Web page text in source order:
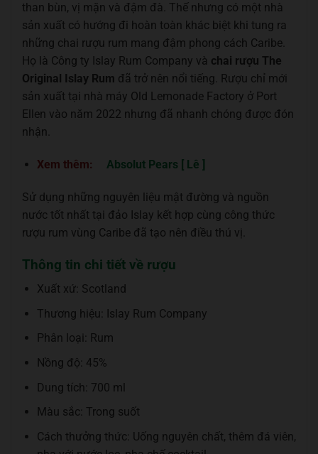
than bùn, vị mặn và đậm đà. Thế nhưng có một nhà
sản xuất có hướng đi hoàn toàn khác biệt khi tung ra
những chai rượu rum mang đậm phong cách Caribe.
Họ là Công ty Islay Rum Company và chai rượu The
Original Islay Rum đã trở nên nổi tiếng. Rượu chỉ mới
sản xuất tại nhà máy Old Lemonade Factory ở Port
Ellen vào năm 2022 nhưng đã nhanh chóng được đón
nhận.
Xem thêm: Absolut Pears [ Lê ]
Sử dụng những nguyên liệu mật đường và nguồn
nước tốt nhất tại đảo Islay kết hợp cùng công thức
rượu rum vùng Caribe đã tạo nên điều thú vị.
Thông tin chi tiết về rượu
Xuất xứ: Scotland
Thương hiệu: Islay Rum Company
Phân loại: Rum
Nồng độ: 45%
Dung tích: 700 ml
Màu sắc: Trong suốt
Cách thưởng thức: Uống nguyên chất, thêm đá viên,